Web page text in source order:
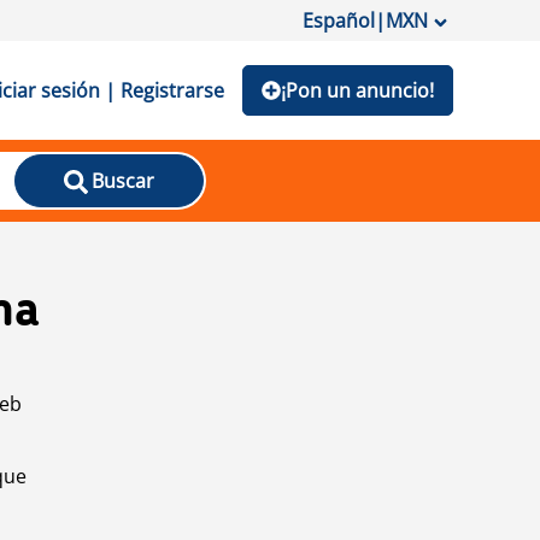
Español|MXN
sesión | Registrarse ¡Pon un anuncio!
Buscar